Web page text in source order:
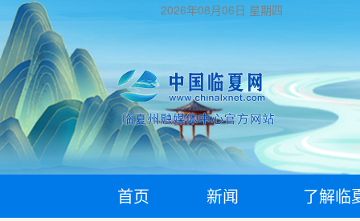
2026年08月06日 星期四
首页 新闻 了解临